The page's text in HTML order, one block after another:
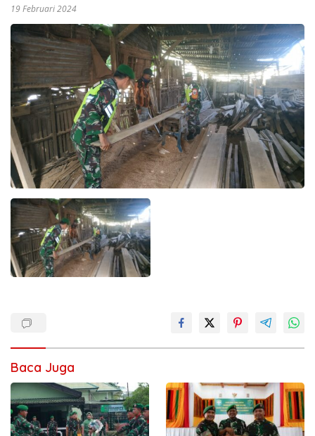
19 Februari 2024
Baca Juga